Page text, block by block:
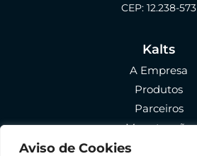
Aviso de Cookies
CEP: 12.238-573
Kalts
A Empresa
Produtos
Parceiros
Manutenção